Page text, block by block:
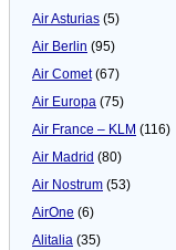
Air Asturias (5)
Air Berlin (95)
Air Comet(67)
Air Europa (75)
Air France – KLM (116)
Air Madrid (80)
Air Nostrum (53)
AirOne (6)
Alitalia (35)